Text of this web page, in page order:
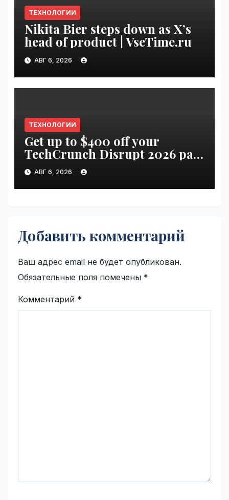
ТЕХНОЛОГИИ
Nikita Bier steps down as X’s
head of product | VseTime.ru
АВГ 6, 2026
ТЕХНОЛОГИИ
Get up to $400 off your
TechCrunch Disrupt 2026 pass
until Friday | VseTime.ru
АВГ 6, 2026
Добавить комментарий
Ваш адрес email не будет опубликован.
Обязательные поля помечены *
Комментарий *